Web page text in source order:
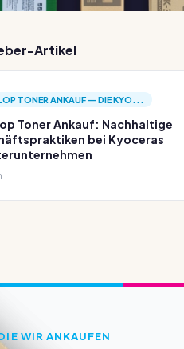
Artikel
TONER ANKAUF — DIE KYO...
Toner Ankauf: Nachhaltige
bei Kyoceras
WIR ANKAUFEN